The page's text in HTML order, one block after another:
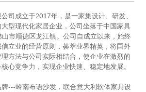
司成立于2017年，是一家集设计、研发、
型现代化家居企业，公司坐落于中国家具
市顺德区龙江镇。公司自成立以来，始终
立业的经营原则，荟萃业界精英，将国外
方法与公司实际相结合，使企业在激烈的
心竞争力，实现企业快速、稳定地发展。
---岭南布语沙发，联合意大利软体家具设